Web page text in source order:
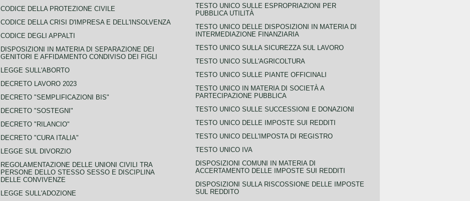
CODICE DELLA PROTEZIONE CIVILE
CODICE DELLA CRISI D'IMPRESA E DELL'INSOLVENZA
CODICE DEGLI APPALTI
DISPOSIZIONI IN MATERIA DI SEPARAZIONE DEI
GENITORI E AFFIDAMENTO CONDIVISO DEI FIGLI
LEGGE SULL'ABORTO
DECRETO LAVORO 2023
DECRETO "SEMPLIFICAZIONI BIS"
DECRETO "SOSTEGNI"
DECRETO "RILANCIO"
DECRETO "CURA ITALIA"
LEGGE SUL DIVORZIO
REGOLAMENTAZIONE DELLE UNIONI CIVILI TRA
PERSONE DELLO STESSO SESSO E DISCIPLINA
DELLE CONVIVENZE
LEGGE SULL'ADOZIONE
TESTO UNICO SULLE ESPROPRIAZIONI PER
PUBBLICA UTILITÀ
TESTO UNICO DELLE DISPOSIZIONI IN MATERIA DI
INTERMEDIAZIONE FINANZIARIA
TESTO UNICO SULLA SICUREZZA SUL LAVORO
TESTO UNICO SULL'AGRICOLTURA
TESTO UNICO SULLE PIANTE OFFICINALI
TESTO UNICO IN MATERIA DI SOCIETÀ A
PARTECIPAZIONE PUBBLICA
TESTO UNICO SULLE SUCCESSIONI E DONAZIONI
TESTO UNICO DELLE IMPOSTE SUI REDDITI
TESTO UNICO DELL'IMPOSTA DI REGISTRO
TESTO UNICO IVA
DISPOSIZIONI COMUNI IN MATERIA DI
ACCERTAMENTO DELLE IMPOSTE SUI REDDITI
DISPOSIZIONI SULLA RISCOSSIONE DELLE IMPOSTE
SUL REDDITO